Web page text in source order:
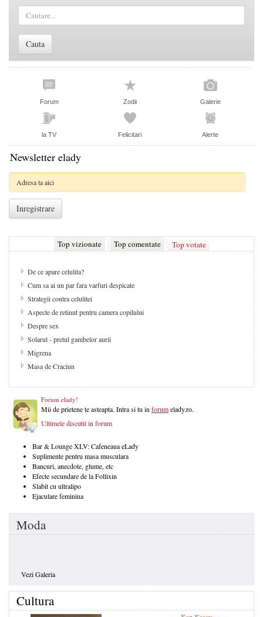
Forum Zodii Galerie
la TV Felicitari Alerte
Newsletter elady
Top vizionate Top comentate Top votate
De ce apare celulita?
Cum sa ai un par fara varfuri despicate
Strategii contra celulitei
Aspecte de retinut pentru camera copilului
Despre sex
Solarul - pretul gambelor aurii
Migrena
Masa de Craciun
Forum elady!
Mii de prietene te asteapta. Intra si tu inforumelady.ro.
Ultimele discutii in forum
Bar & Lounge XLV: Cafeneaua eLady
Suplimente pentru masa musculara
Bancuri, anecdote, glume, etc
Efecte secundare de la Follixin
Slabit cu ultralipo
Ejaculare feminina
Moda
Vezi Galeria
Cultura